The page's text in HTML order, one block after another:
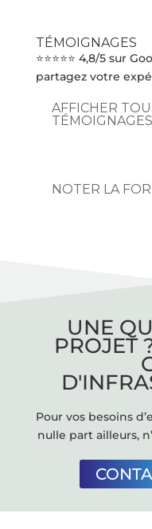
TÉMOIGNAGES
⭐⭐⭐⭐⭐ 4,8/5 sur
partagez votre
AFFICHER
TÉMOIGNAGES
NOTER LA
UNE
PROJET
Pour vos besoins
nulle part ailleurs,